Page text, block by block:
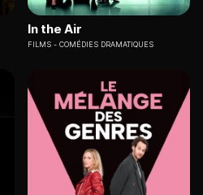
In the Air
FILMS COMÉDIES DRAMATIQUES